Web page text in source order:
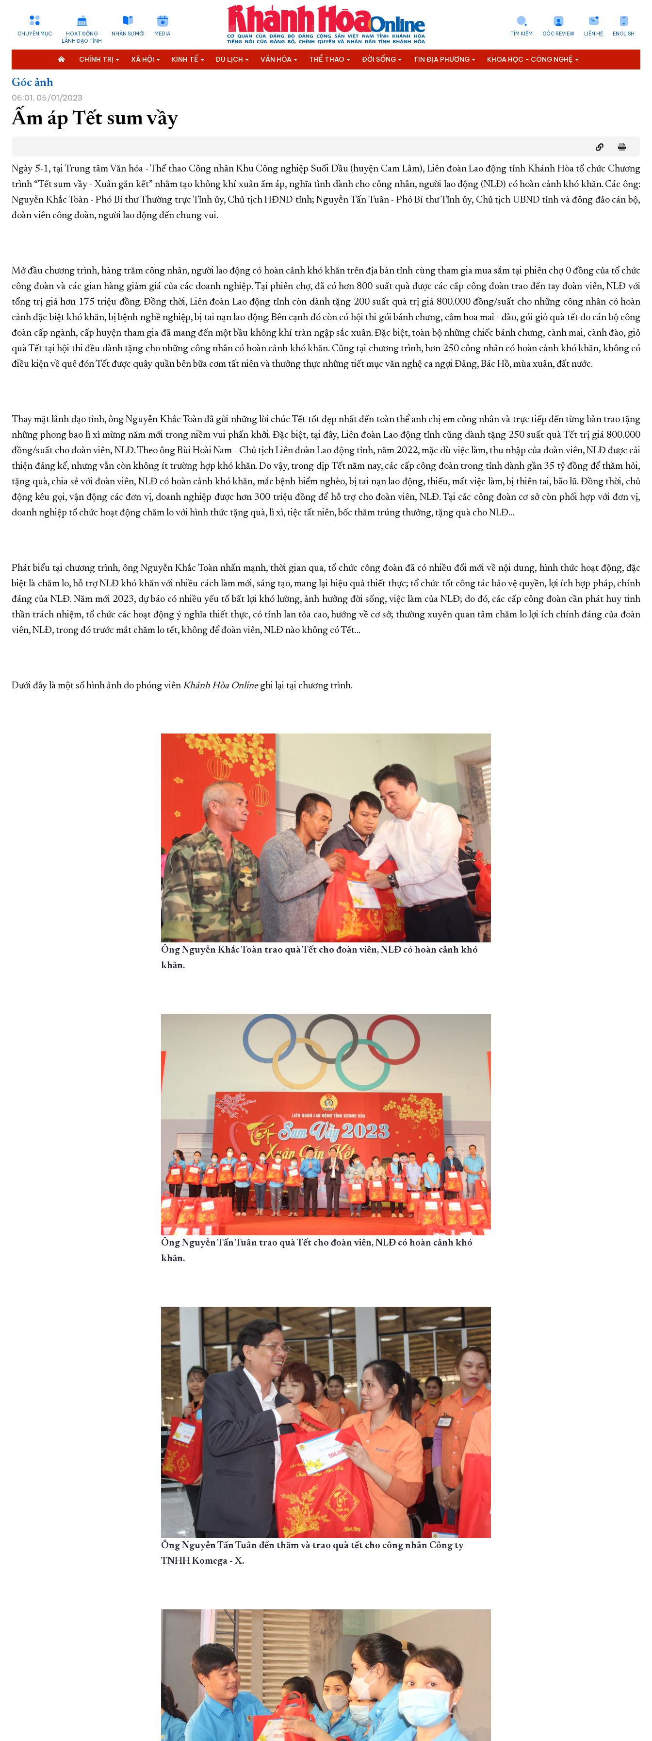
CHUYÊN MỤC
HOẠT ĐỘNG
LÃNH ĐẠO TỈNH
NHÂN SỰ MỚI MEDIA ENGLISH
LIÊN HỆ
GÓC REVIEW
TÌM KIẾM
CHÍNH TRỊ XÃ HỘI KINH TẾ DU LỊCH VĂN HÓA THỂ THAO ĐỜI SỐNG TIN ĐỊA PHƯƠNG KHOA HỌC - CÔNG NGHỆ
Góc ảnh
06:01, 05/01/2023
Ấm áp Tết sum vầy
Ngày 5-1, tại Trung tâm Văn hóa - Thể thao Công nhân Khu Công nghiệp Suối Dầu (huyện Cam Lâm), Liên đoàn Lao động tỉnh Khánh Hòa tổ chức Chương
trình “Tết sum vầy - Xuân gắn kết” nhằm tạo không khí xuân ấm áp, nghĩa tình dành cho công nhân, người lao động (NLĐ) có hoàn cảnh khó khăn. Các ông:
Nguyễn Khắc Toàn - Phó Bí thư Thường trực Tỉnh ủy, Chủ tịch HĐND tỉnh; Nguyễn Tấn Tuân - Phó Bí thư Tỉnh ủy, Chủ tịch UBND tỉnh và đông đảo cán bộ,
đoàn viên công đoàn, người lao động đến chung vui.
Mở đầu chương trình, hàng trăm công nhân, người lao động có hoàn cảnh khó khăn trên địa bàn tỉnh cùng tham gia mua sắm tại phiên chợ 0 đồng của tổ chức
công đoàn và các gian hàng giảm giá của các doanh nghiệp. Tại phiên chợ, đã có hơn 800 suất quà được các cấp công đoàn trao đến tay đoàn viên, NLĐ với
tổng trị giá hơn 175 triệu đồng. Đồng thời, Liên đoàn Lao động tỉnh còn dành tặng 200 suất quà trị giá 800.000 đồng/suất cho những công nhân có hoàn
cảnh đặc biệt khó khăn, bị bệnh nghề nghiệp, bị tai nạn lao động. Bên cạnh đó còn có hội thi gói bánh chưng, cắm hoa mai - đào, gói giỏ quà tết do cán bộ công
đoàn cấp ngành, cấp huyện tham gia đã mang đến một bầu không khí tràn ngập sắc xuân. Đặc biệt, toàn bộ những chiếc bánh chưng, cành mai, cành đào, giỏ
quà Tết tại hội thi đều dành tặng cho những công nhân có hoàn cảnh khó khăn. Cũng tại chương trình, hơn 250 công nhân có hoàn cảnh khó khăn, không có
điều kiện về quê đón Tết được quây quần bên bữa cơm tất niên và thưởng thực những tiết mục văn nghệ ca ngợi Đảng, Bác Hồ, mùa xuân, đất nước.
Thay mặt lãnh đạo tỉnh, ông Nguyễn Khắc Toàn đã gửi những lời chúc Tết tốt đẹp nhất đến toàn thể anh chị em công nhân và trực tiếp đến từng bàn trao tặng
những phong bao lì xì mừng năm mới trong niềm vui phấn khởi. Đặc biệt, tại đây, Liên đoàn Lao động tỉnh cũng dành tặng 250 suất quà Tết trị giá 800.000
đồng/suất cho đoàn viên, NLĐ. Theo ông Bùi Hoài Nam - Chủ tịch Liên đoàn Lao động tỉnh, năm 2022, mặc dù việc làm, thu nhập của đoàn viên, NLĐ được cải
thiện đáng kể, nhưng vẫn còn không ít trường hợp khó khăn. Do vậy, trong dịp Tết năm nay, các cấp công đoàn trong tỉnh dành gần 35 tỷ đồng để thăm hỏi,
tặng quà, chia sẻ với đoàn viên, NLĐ có hoàn cảnh khó khăn, mắc bệnh hiểm nghèo, bị tai nạn lao động, thiếu, mất việc làm, bị thiên tai, bão lũ. Đồng thời, chủ
động kêu gọi, vận động các đơn vị, doanh nghiệp được hơn 300 triệu đồng để hỗ trợ cho đoàn viên, NLĐ. Tại các công đoàn cơ sở còn phối hợp với đơn vị,
doanh nghiệp tổ chức hoạt động chăm lo với hình thức tặng quà, lì xì, tiệc tất niên, bốc thăm trúng thưởng, tặng quà cho NLĐ...
Phát biểu tại chương trình, ông Nguyễn Khắc Toàn nhấn mạnh, thời gian qua, tổ chức công đoàn đã có nhiều đổi mới về nội dung, hình thức hoạt động, đặc
biệt là chăm lo, hỗ trợ NLĐ khó khăn với nhiều cách làm mới, sáng tạo, mang lại hiệu quả thiết thực; tổ chức tốt công tác bảo vệ quyền, lợi ích hợp pháp, chính
đáng của NLĐ. Năm mới 2023, dự báo có nhiều yếu tố bất lợi khó lường, ảnh hưởng đời sống, việc làm của NLĐ; do đó, các cấp công đoàn cần phát huy tinh
thần trách nhiệm, tổ chức các hoạt động ý nghĩa thiết thực, có tính lan tỏa cao, hướng về cơ sở; thường xuyên quan tâm chăm lo lợi ích chính đáng của đoàn
viên, NLĐ, trong đó trước mắt chăm lo tết, không để đoàn viên, NLĐ nào không có Tết...
Dưới đây là một số hình ảnh do phóng viên Khánh Hòa Onlineghi lại tại chương trình.
Ông Nguyễn Khắc Toàn trao quà Tết cho đoàn viên, NLĐ có hoàn cảnh khó
khăn.
Ông Nguyễn Tấn Tuân trao quà Tết cho đoàn viên, NLĐ có hoàn cảnh khó
khăn.
Ông Nguyễn Tấn Tuân đến thăm và trao quà tết cho công nhân Công ty
TNHH Komega - X.